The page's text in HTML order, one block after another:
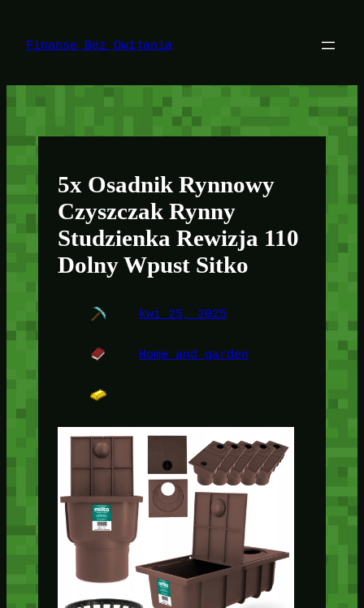
treści
Finanse Bez Owijania
5x Osadnik Rynnowy
Czyszczak Rynny
Studzienka Rewizja 110
Dolny Wpust Sitko
kwi 25, 2025
Home and garden